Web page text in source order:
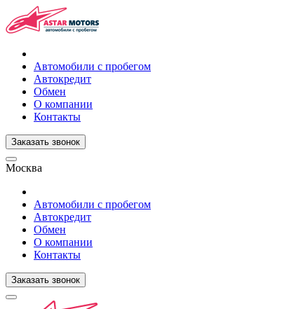
Автомобили с пробегом
Автокредит
Обмен
О компании
Контакты
Заказать звонок
Москва
Автомобили с пробегом
Автокредит
Обмен
О компании
Контакты
Заказать звонок